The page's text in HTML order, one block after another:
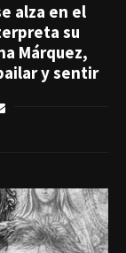
alza en el
su
Márquez,
y sentir